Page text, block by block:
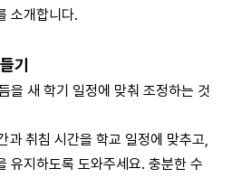
소개합니다.
기
을 새 학기 일정에 맞춰 조정하는 것
취침 시간을 학교 일정에 맞추고,
유지하도록 도와주세요. 충분한 수